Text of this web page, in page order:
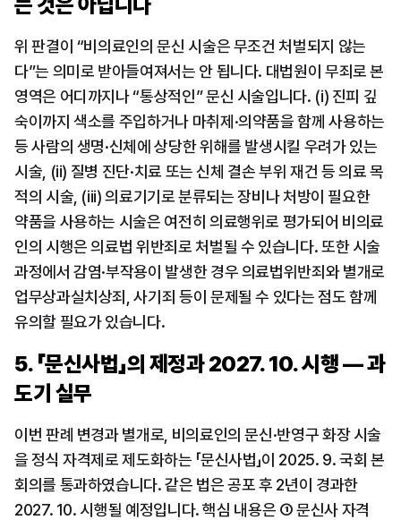
위 판결이 “비의료인의 문신 시술은 무조건 처벌되지 않는
다”는 의미로 받아들여져서는 안 됩니다. 대법원이 무죄로 본
영역은 어디까지나 “통상적인” 문신 시술입니다. (i) 진피 깊
숙이까지 색소를 주입하거나 마취제·의약품을 함께 사용하는
등 사람의 생명·신체에 상당한 위해를 발생시킬 우려가 있는
시술, (ii) 질병 진단·치료 또는 신체 결손 부위 재건 등 의료 목
적의 시술, (iii) 의료기기로 분류되는 장비나 처방이 필요한
약품을 사용하는 시술은 여전히 의료행위로 평가되어 비의료
인의 시행은 의료법 위반죄로 처벌될 수 있습니다. 또한 시술
과정에서 감염·부작용이 발생한 경우 의료법위반죄와 별개로
업무상과실치상죄, 사기죄 등이 문제될 수 있다는 점도 함께
유의할 필요가 있습니다.
5. 「문신사법」의 제정과 2027. 10. 시행 — 과
도기 실무
이번 판례 변경과 별개로, 비의료인의 문신·반영구 화장 시술
을 정식 자격제로 제도화하는 「문신사법」이 2025. 9. 국회 본
회의를 통과하였습니다. 같은 법은 공포 후 2년이 경과한
2027. 10. 시행될 예정입니다. 핵심 내용은 ① 문신사 자격